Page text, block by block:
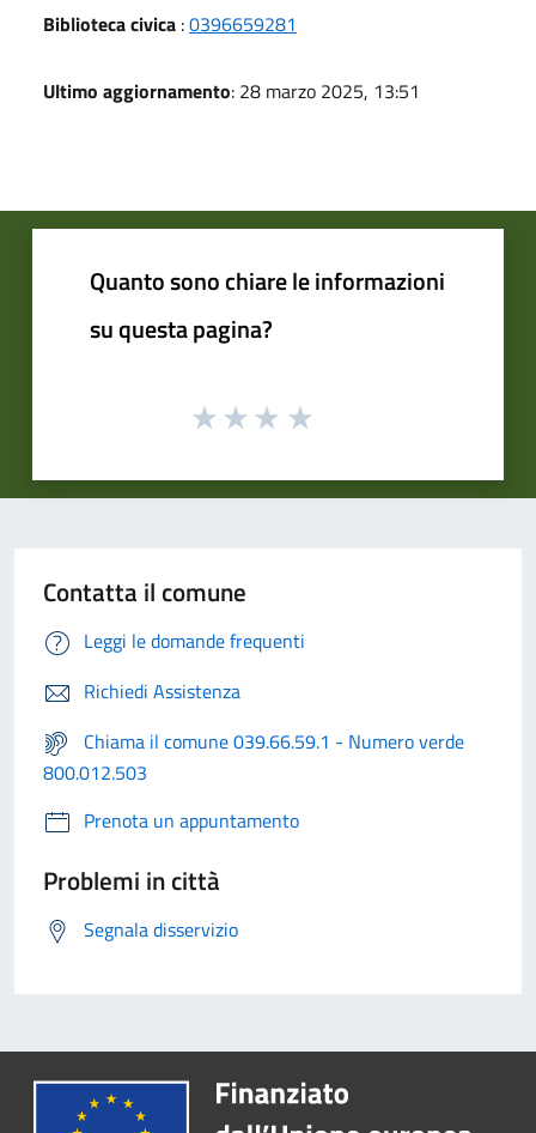
Biblioteca civica :0396659281
Ultimo aggiornamento: 28 marzo 2025, 13:51
Quanto sono chiare le informazioni
su questa pagina?
Contatta il comune
Leggi le domande frequenti
Richiedi Assistenza
Chiama il comune 039.66.59.1 - Numero verde
800.012.503
Prenota un appuntamento
Problemi in città
Segnala disservizio